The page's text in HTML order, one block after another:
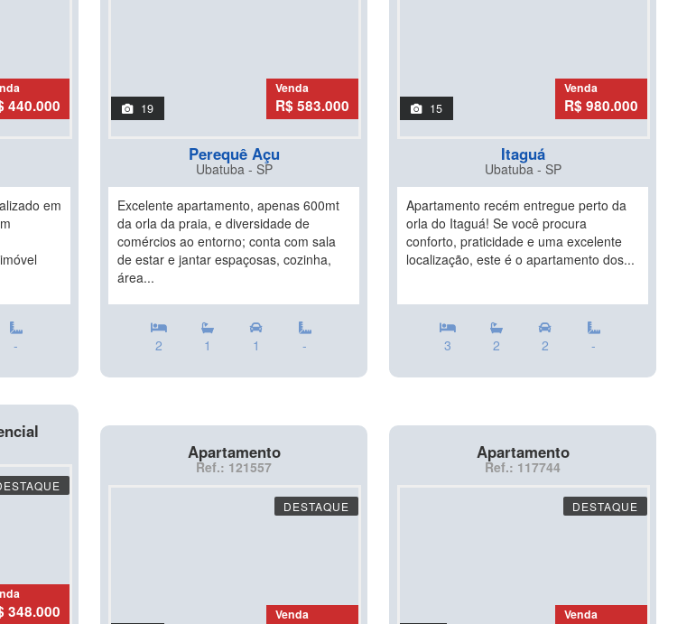
440.000
em
-
19
Venda
R$ 583.000
Perequê Açu
Ubatuba - SP
Excelente apartamento, apenas 600mt
da orla da praia, e diversidade de
comércios ao entorno; conta com sala
de estar e jantar espaçosas, cozinha,
área...
2 1 1 -
15
Venda
R$ 980.000
Itaguá
Ubatuba - SP
Apartamento recém entregue perto da
orla do Itaguá! Se você procura
conforto, praticidade e uma excelente
localização, este é o apartamento dos...
3 2 2 -
348.000
Apartamento
Ref.: 121557
DESTAQUE
Venda
Apartamento
Ref.: 117744
DESTAQUE
Venda